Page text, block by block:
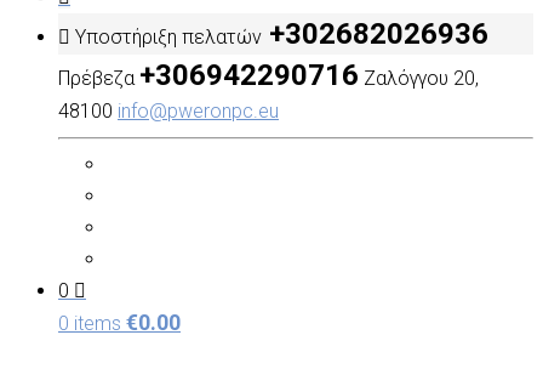
Υποστήριξη πελατών +302682026936
Πρέβεζα +306942290716 Ζαλόγγου 20,
48100 info@pweronpc.eu
0
0 items €0.00